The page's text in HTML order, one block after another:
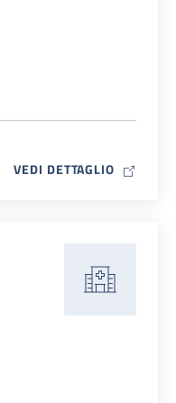
VEDI DETTAGLIO MAP ICON